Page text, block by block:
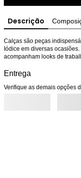
Descrição
Calças são peças
Iódice em diversas
acompanham looks de
Entrega
Verifique as demais opções